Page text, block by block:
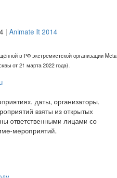
| Animate It 2014
в РФ экстремистской организации Meta
от 21 марта 2022 года).
даты, организаторы,
взяты из открытых
ответственными лицами со
мероприятий.